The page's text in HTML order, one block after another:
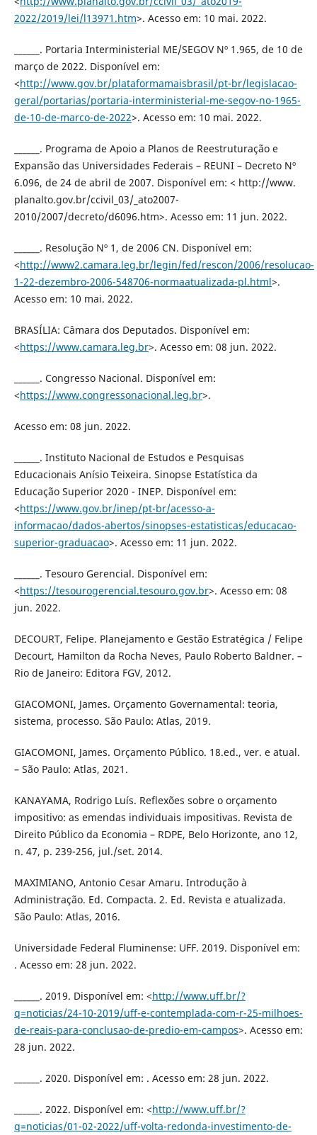
2022/2019/lei/l13971.htm>. Acesso em: 10 mai. 2022.
______. Portaria Interministerial ME/SEGOV Nº 1.965, de 10 de
março de 2022. Disponível em:
<http://www.gov.br/plataformamaisbrasil/pt-br/legislacao-
geral/portarias/portaria-interministerial-me-segov-no-1965-
de-10-de-marco-de-2022>. Acesso em: 10 mai. 2022.
______. Programa de Apoio a Planos de Reestruturação e
Expansão das Universidades Federais – REUNI – Decreto Nº
6.096, de 24 de abril de 2007. Disponível em: < http://www.
planalto.gov.br/ccivil_03/_ato2007-
2010/2007/decreto/d6096.htm>. Acesso em: 11 jun. 2022.
______. Resolução Nº 1, de 2006 CN. Disponível em:
<http://www2.camara.leg.br/legin/fed/rescon/2006/resolucao-
1-22-dezembro-2006-548706-normaatualizada-pl.html>.
Acesso em: 10 mai. 2022.
BRASÍLIA: Câmara dos Deputados. Disponível em:
<https://www.camara.leg.br>. Acesso em: 08 jun. 2022.
______. Congresso Nacional. Disponível em:
<https://www.congressonacional.leg.br>.
Acesso em: 08 jun. 2022.
______. Instituto Nacional de Estudos e Pesquisas
Educacionais Anísio Teixeira. Sinopse Estatística da
Educação Superior 2020 - INEP. Disponível em:
<https://www.gov.br/inep/pt-br/acesso-a-
informacao/dados-abertos/sinopses-estatisticas/educacao-
superior-graduacao>. Acesso em: 11 jun. 2022.
______. Tesouro Gerencial. Disponível em:
<https://tesourogerencial.tesouro.gov.br>. Acesso em: 08
jun. 2022.
DECOURT, Felipe. Planejamento e Gestão Estratégica / Felipe
Decourt, Hamilton da Rocha Neves, Paulo Roberto Baldner. –
Rio de Janeiro: Editora FGV, 2012.
GIACOMONI, James. Orçamento Governamental: teoria,
sistema, processo. São Paulo: Atlas, 2019.
GIACOMONI, James. Orçamento Público. 18.ed., ver. e atual.
– São Paulo: Atlas, 2021.
KANAYAMA, Rodrigo Luís. Reflexões sobre o orçamento
impositivo: as emendas individuais impositivas. Revista de
Direito Público da Economia – RDPE, Belo Horizonte, ano 12,
n. 47, p. 239-256, jul./set. 2014.
MAXIMIANO, Antonio Cesar Amaru. Introdução à
Administração. Ed. Compacta. 2. Ed. Revista e atualizada.
São Paulo: Atlas, 2016.
Universidade Federal Fluminense: UFF. 2019. Disponível em:
. Acesso em: 28 jun. 2022.
______. 2019. Disponível em: <http://www.uff.br/?
q=noticias/24-10-2019/uff-e-contemplada-com-r-25-milhoes-
de-reais-para-conclusao-de-predio-em-campos>. Acesso em:
28 jun. 2022.
______. 2020. Disponível em: . Acesso em: 28 jun. 2022.
______. 2022. Disponível em: <http://www.uff.br/?
q=noticias/01-02-2022/uff-volta-redonda-investimento-de-